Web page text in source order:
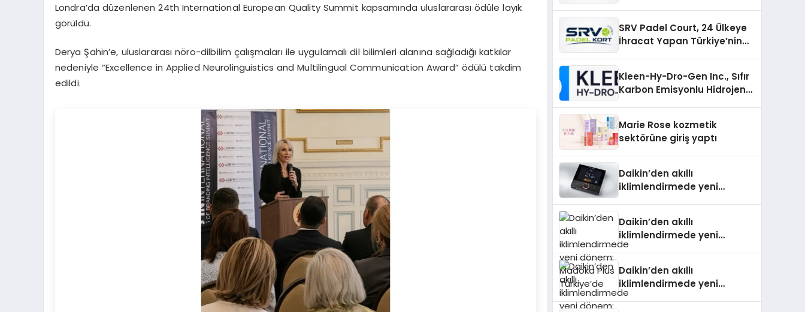
Londra’da düzenlenen 24th International European Quality Summit kapsamında uluslararası ödüle layık
görüldü.
Derya Şahin’e, uluslararası nöro-dilbilim çalışmaları ile uygulamalı dil bilimleri alanına sağladığı katkılar
nedeniyle “Excellence in Applied Neurolinguistics and Multilingual Communication Award” ödülü takdim
edildi.
SRV Padel Court, 24 Ülkeye
İhracat Yapan Türkiye’nin
Kleen-Hy-Dro-Gen Inc., Sıfır
Karbon Emisyonlu Hidrojen
Aldı
Marie Rose kozmetik
sektörüne giriş yaptı
Daikin’den akıllı
iklimlendirmede yeni
Daikin’den akıllı
iklimlendirmede yeni
dönem: Madoka Plus
Daikin’den akıllı
iklimlendirmede yeni
dönem: Madoka Plus